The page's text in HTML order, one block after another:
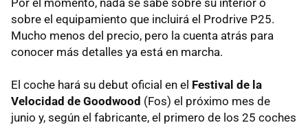
sobre el equipamiento que incluirá el Prodrive P25.
Mucho menos del precio, pero la cuenta atrás para
conocer más detalles ya está en marcha.
El coche hará su debut oficial en el Festival de la
Velocidad de Goodwood (Fos) el próximo mes de
junio y, según el fabricante, el primero de los 25 coches